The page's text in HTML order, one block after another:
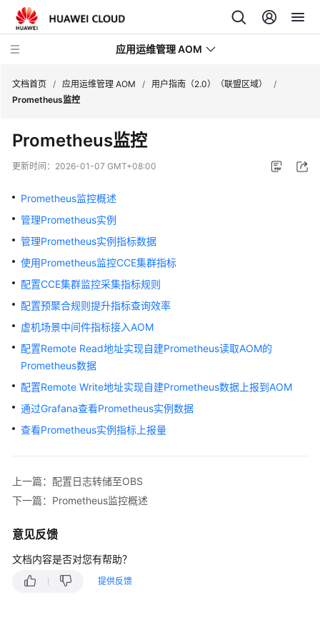
应用运维管理 AOM
新
动
品
介
绍
计
费
说
明
快
速
门
指
南
最
实
践
文档首页 / 应用运维管理 AOM / 用户指南（2.0）（联盟区域）
/
Prometheus监控
Prometheus监控
更新时间： 2026-01-07 GMT+08:00
Prometheus监控概述
管理Prometheus实例
管理Prometheus实例指标数据
使用Prometheus监控CCE集群指标
配置CCE集群监控采集指标规则
配置预聚合规则提升指标查询效率
虚机场景中间件指标接入AOM
配置Remote Read地址实现自建Prometheus读取AOM的
Prometheus数据
配置Remote Write地址实现自建Prometheus数据上报到AOM
通过Grafana查看Prometheus实例数据
查看Prometheus实例指标上报量
上一篇：配置日志转储至OBS
下一篇：Prometheus监控概述
意见反馈
文档内容是否对您有帮助？
提供反馈